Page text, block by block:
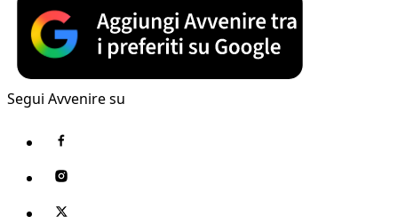
Segui Avvenire su